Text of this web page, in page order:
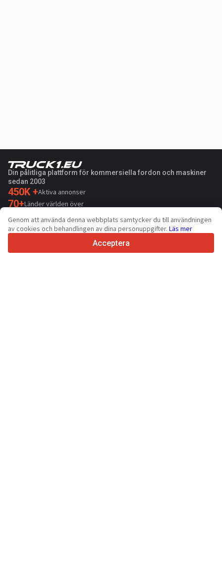
Din pålitliga plattform för kommersiella fordon och maskiner
sedan 2003
450K +Aktiva annonser
70+Länder världen över
36 Språk som stöds
4.7/5
Genom att använda denna webbplats samtycker du till användningen
av cookies och behandlingen av dina personuppgifter. Läs mer
Acceptera